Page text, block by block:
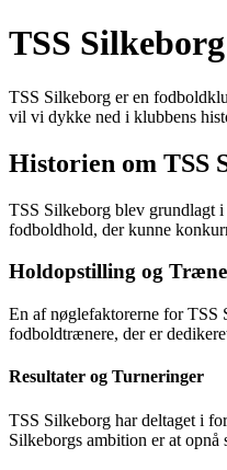
TSS Silkeborg
TSS Silkeborg er en
vil vi dykke ned i klubbens
Historien om TSS
TSS Silkeborg blev grundlagt
fodboldhold, der kunne
Holdopstilling og
En af nøglefaktorerne for TSS
fodboldtrænere, der er
Resultater og Turneringer
TSS Silkeborg har deltaget i
Silkeborgs ambition er at opnå